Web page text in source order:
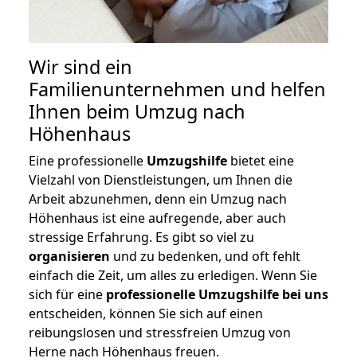
Wir sind ein
Familienunternehmen und helfen
Ihnen beim Umzug nach
Höhenhaus
Eine professionelle Umzugshilfe bietet eine
Vielzahl von Dienstleistungen, um Ihnen die
Arbeit abzunehmen, denn ein Umzug nach
Höhenhaus ist eine aufregende, aber auch
stressige Erfahrung. Es gibt so viel zu
organisieren und zu bedenken, und oft fehlt
einfach die Zeit, um alles zu erledigen. Wenn Sie
sich für eine professionelle Umzugshilfe bei uns
entscheiden, können Sie sich auf einen
reibungslosen und stressfreien Umzug von
Herne nach Höhenhaus freuen.